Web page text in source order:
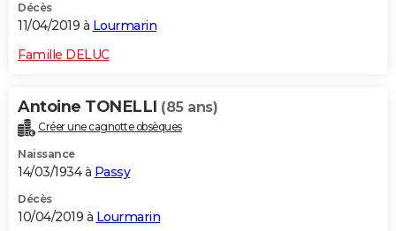
Décès
11/04/2019 à Lourmarin
Famille DELUC
Antoine TONELLI (85 ans)
Créer une cagnotte obsèques
Naissance
14/03/1934 à Passy
Décès
10/04/2019 à Lourmarin